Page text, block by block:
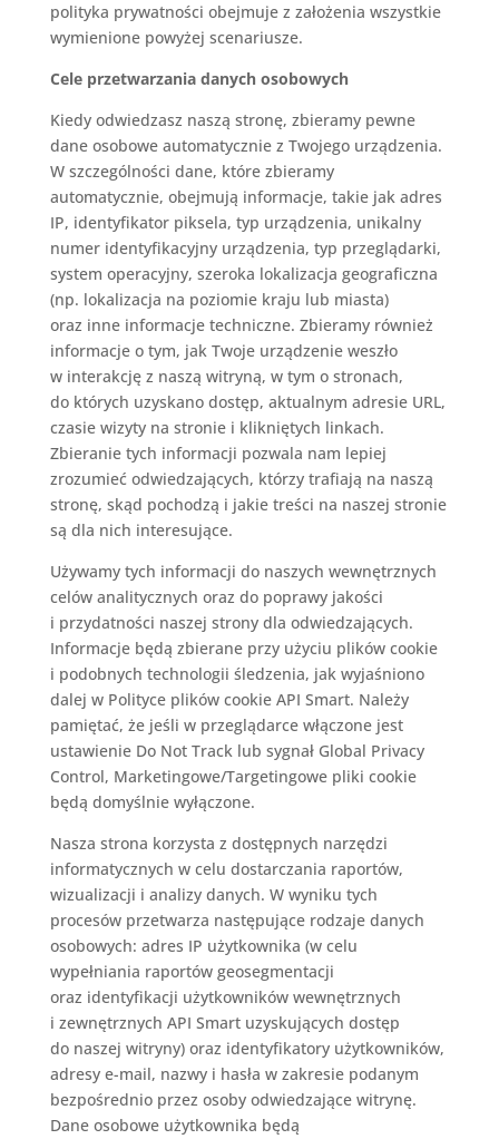
polityka prywatności obejmuje z założenia wszystkie
wymienione powyżej scenariusze.
Cele przetwarzania danych osobowych
Kiedy odwiedzasz naszą stronę, zbieramy pewne
dane osobowe automatycznie z Twojego urządzenia.
W szczególności dane, które zbieramy
automatycznie, obejmują informacje, takie jak adres
IP, identyfikator piksela, typ urządzenia, unikalny
numer identyfikacyjny urządzenia, typ przeglądarki,
system operacyjny, szeroka lokalizacja geograficzna
(np. lokalizacja na poziomie kraju lub miasta)
oraz inne informacje techniczne. Zbieramy również
informacje o tym, jak Twoje urządzenie weszło
w interakcję z naszą witryną, w tym o stronach,
do których uzyskano dostęp, aktualnym adresie URL,
czasie wizyty na stronie i klikniętych linkach.
Zbieranie tych informacji pozwala nam lepiej
zrozumieć odwiedzających, którzy trafiają na naszą
stronę, skąd pochodzą i jakie treści na naszej stronie
są dla nich interesujące.
Używamy tych informacji do naszych wewnętrznych
celów analitycznych oraz do poprawy jakości
i przydatności naszej strony dla odwiedzających.
Informacje będą zbierane przy użyciu plików cookie
i podobnych technologii śledzenia, jak wyjaśniono
dalej w Polityce plików cookie API Smart. Należy
pamiętać, że jeśli w przeglądarce włączone jest
ustawienie Do Not Track lub sygnał Global Privacy
Control, Marketingowe/Targetingowe pliki cookie
będą domyślnie wyłączone.
Nasza strona korzysta z dostępnych narzędzi
informatycznych w celu dostarczania raportów,
wizualizacji i analizy danych. W wyniku tych
procesów przetwarza następujące rodzaje danych
osobowych: adres IP użytkownika (w celu
wypełniania raportów geosegmentacji
oraz identyfikacji użytkowników wewnętrznych
i zewnętrznych API Smart uzyskujących dostęp
do naszej witryny) oraz identyfikatory użytkowników,
adresy e-mail, nazwy i hasła w zakresie podanym
bezpośrednio przez osoby odwiedzające witrynę.
Dane osobowe użytkownika będą